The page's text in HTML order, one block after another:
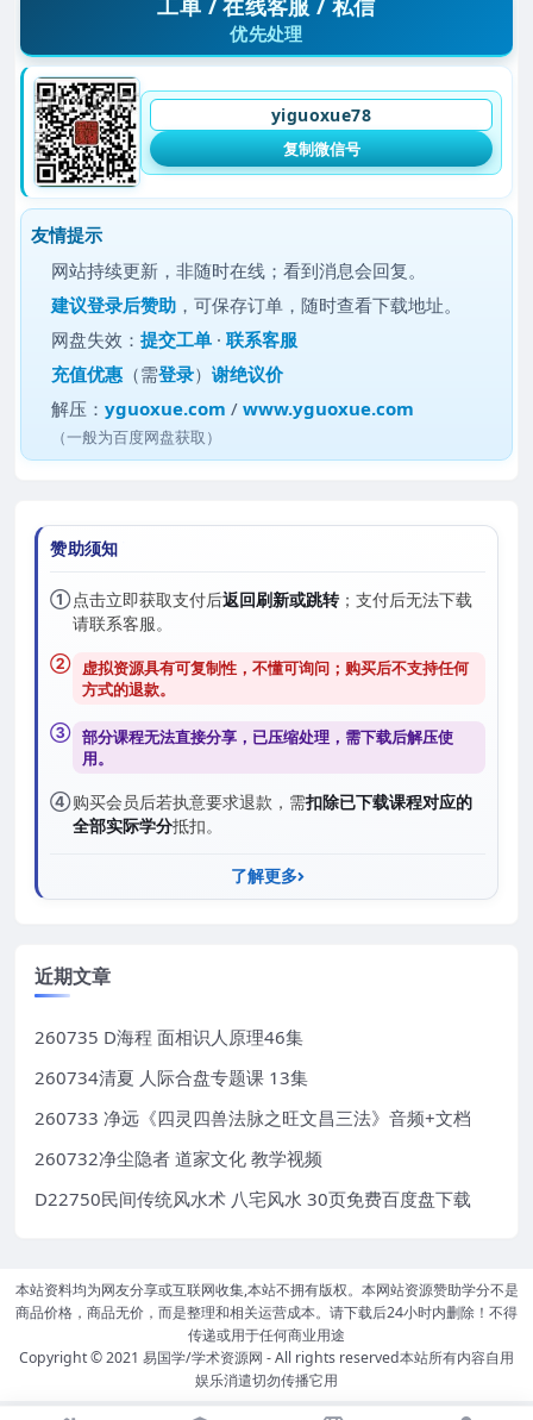
工单 / 在线客服 / 私信
优先处理
yiguoxue78
复制微信号
友情提示
网站持续更新，非随时在线；看到消息会回复。
建议登录后赞助 ，可保存订单，随时查看下载地址。
网盘失效：提交工单 ·联系客服
充值优惠 （需登录）谢绝议价
解压：yguoxue.com /www.yguoxue.com
（一般为百度网盘获取）
赞助须知
①点击立即获取支付后返回刷新或跳转；支付后无法下载
请联系客服。
② 虚拟资源具有可复制性，不懂可询问；购买后不支持任何
方式的退款。
③ 部分课程无法直接分享，已压缩处理，需下载后解压使
用。
④购买会员后若执意要求退款，需扣除已下载课程对应的
全部实际学分抵扣。
了解更多
近期文章
260735 D海程 面相识人原理46集
260734清夏 人际合盘专题课 13集
260733 净远《四灵四兽法脉之旺文昌三法》音频+文档
260732净尘隐者 道家文化 教学视频
D22750民间传统风水术 八宅风水 30页免费百度盘下载
本站资料均为网友分享或互联网收集,本站不拥有版权。本网站资源赞助学分不是
商品价格，商品无价，而是整理和相关运营成本。请下载后24小时内删除！不得
传递或用于任何商业用途
Copyright © 2021 易国学/学术资源网 - All rights reserved本站所有内容自用
娱乐消遣切勿传播它用